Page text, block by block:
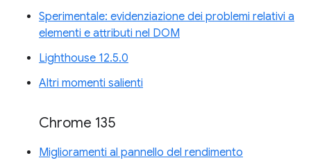
Sperimentale: evidenziazione dei problemi relativi a
elementi e attributi nel DOM
Lighthouse 12.5.0
Altri momenti salienti
Chrome 135
Miglioramenti al pannello del rendimento